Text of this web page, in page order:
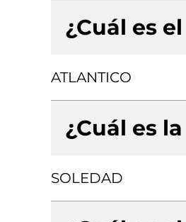
¿Cuál es
ATLANTICO
¿Cuál es
SOLEDAD